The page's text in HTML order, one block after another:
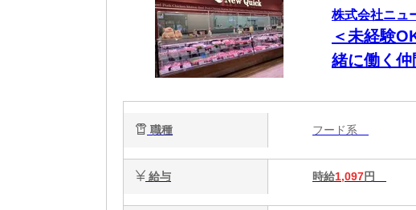
株式会社ニュ
＜未経験
緒に働く
職種 フード系
給与 時給1,097円